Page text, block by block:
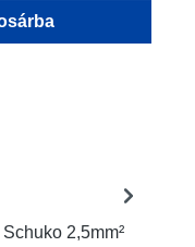
meg a kívánt
2,5mm²